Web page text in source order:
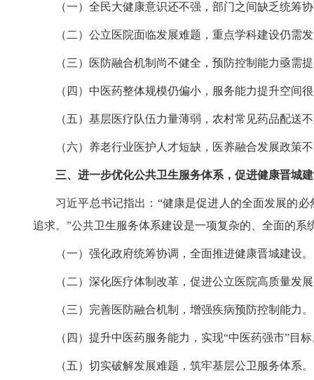
（一）全民大健康意识还不强，部门之间缺乏统筹
（二）公立医院面临发展难题，重点学科建设仍需
（三）医防融合机制尚不健全，预防控制能力亟需
（四）中医药整体规模仍偏小，服务能力提升空间
（五）基层医疗队伍力量薄弱，农村常见药品配送
（六）养老行业医护人才短缺，医养融合发展政策
三、进一步优化公共卫生服务体系，促进健康晋城
习近平总书记指出：“健康是促进人的全面发展的
追求。”公共卫生服务体系建设是一项复杂的、全面的
（一）强化政府统筹协调，全面推进健康晋城建设。
（二）深化医疗体制改革，促进公立医院高质量发
（三）完善医防融合机制，增强疾病预防控制能力。
（四）提升中医药服务能力，实现“中医药强市”目
（五）切实破解发展难题，筑牢基层公卫服务体系。